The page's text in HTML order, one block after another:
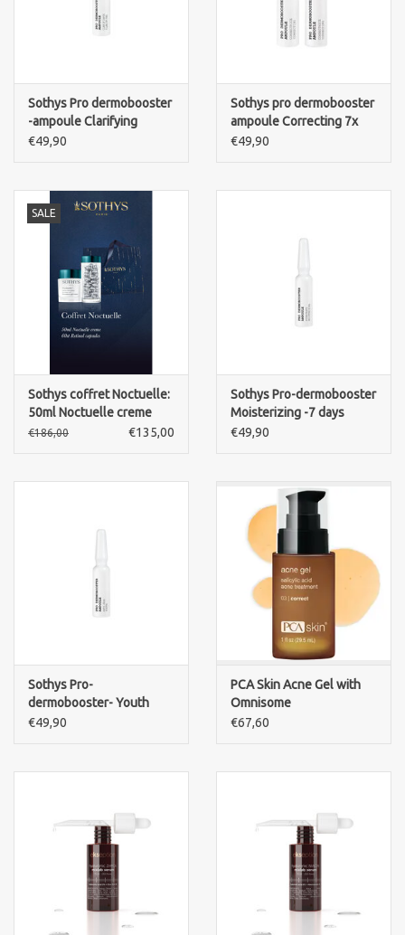
Sothys Pro dermobooster
-ampoule Clarifying
€49,90
Sothys pro dermobooster
ampoule Correcting 7x
1,5ml
€49,90
SALE
Sothys coffret Noctuelle:
50ml Noctuelle creme
60st Retinol capsules
€186,00 €135,00
Sothys Pro-dermobooster
Moisterizing -7 days
ampoule
€49,90
Sothys Pro-
dermobooster- Youth
Ampoule
€49,90
PCA Skin Acne Gel with
Omnisome
€67,60